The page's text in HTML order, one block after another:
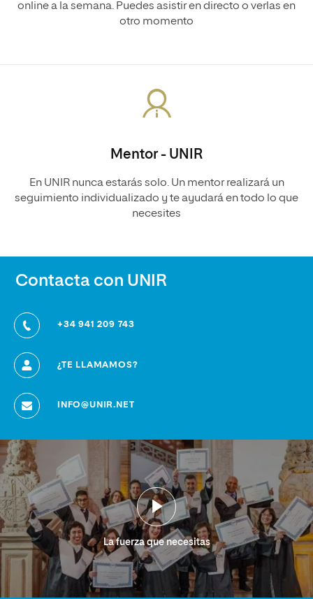
online a la semana. Puedes asistir en directo o verlas en
otro momento
Mentor - UNIR
En UNIR nunca estarás solo. Un mentor realizará un
seguimiento individualizado y te ayudará en todo lo que
necesites
Contacta con UNIR
+34 941 209 743
¿TE LLAMAMOS?
INFO@UNIR.NET
La fuerza que necesitas